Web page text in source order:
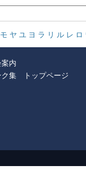
モ ヤ ユ ヨ ラ リ ル レ ロ
案内
ク集 トップページ